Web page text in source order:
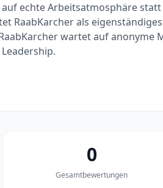
echte Arbeitsatmosphäre
RaabKarcher als
wartet auf anonyme
0
Gesamtbewertungen